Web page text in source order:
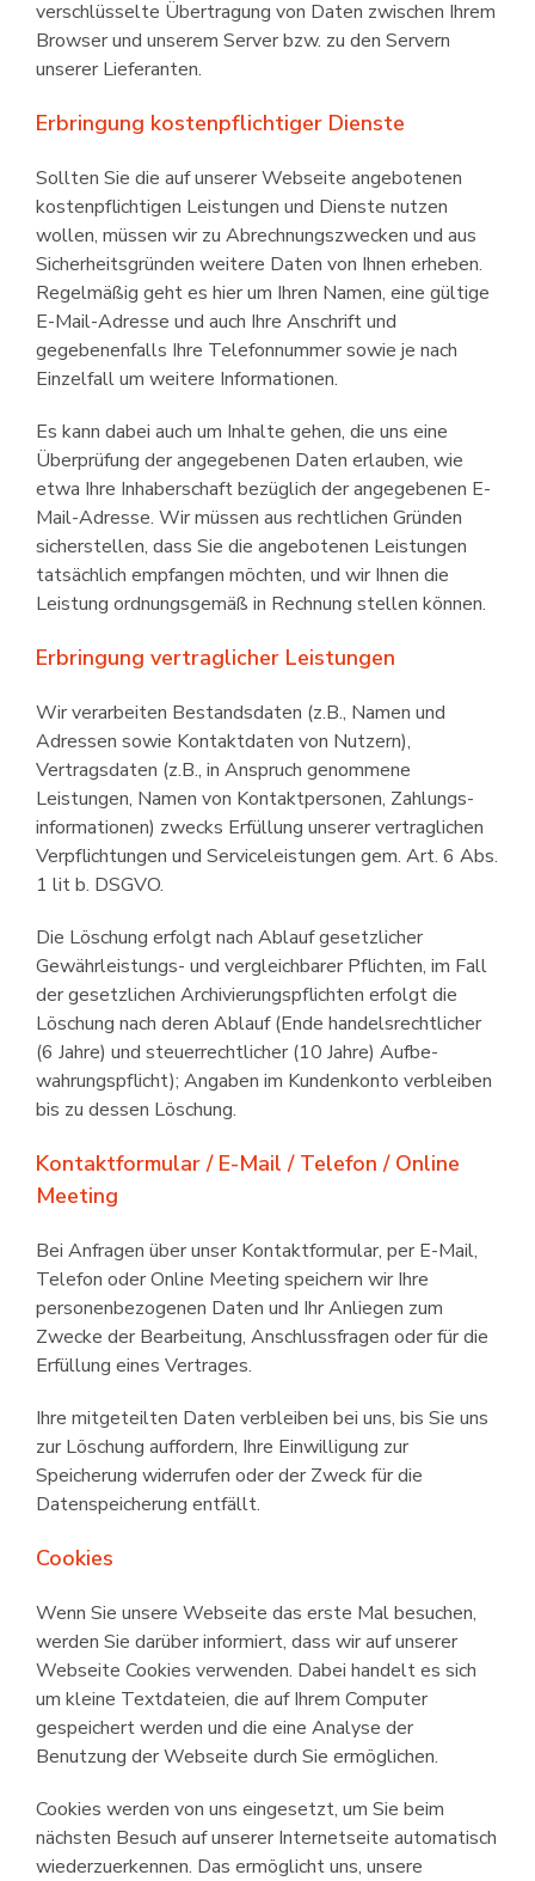
verschlüsselte Übertragung von Daten zwischen Ihrem
Browser und unserem Server bzw. zu den Servern
unserer Lieferanten.
Erbringung kostenpflichtiger Dienste
Sollten Sie die auf unserer Webseite angebotenen
kostenpflichtigen Leistungen und Dienste nutzen
wollen, müssen wir zu Abrechnungszwecken und aus
Sicherheits­gründen weitere Daten von Ihnen erheben.
Regelmäßig geht es hier um Ihren Namen, eine gültige
E-Mail-Adresse und auch Ihre Anschrift und
gegebenenfalls Ihre Telefonnummer sowie je nach
Einzelfall um weitere Informationen.
Es kann dabei auch um Inhalte gehen, die uns eine
Überprüfung der angeg­ebenen Daten erlauben, wie
etwa Ihre Inhaber­schaft bezüglich der angegebenen E-
Mail-Adresse. Wir müssen aus rechtlichen Gründen
sicherstellen, dass Sie die angebotenen Leistungen
tatsächlich empfangen möchten, und wir Ihnen die
Leistung ordnungsgemäß in Rechnung stellen können.
Erbringung vertraglicher Leistungen
Wir verarbeiten Bestandsdaten (z.B., Namen und
Adressen sowie Kontakt­daten von Nutzern),
Vertragsdaten (z.B., in Anspruch genommene
Leistungen, Namen von Kontaktpersonen, Zahlungs­
informationen) zwecks Erfüllung unserer vertraglichen
Verpflichtungen und Serviceleistungen gem. Art. 6 Abs.
1 lit b. DSGVO.
Die Löschung erfolgt nach Ablauf gesetzlicher
Gewährleistungs- und vergleichbarer Pflichten, im Fall
der gesetzlichen Archivierungspflichten erfolgt die
Löschung nach deren Ablauf (Ende handelsrechtlicher
(6 Jahre) und steuerrechtlicher (10 Jahre) Aufbe­
wahrungspflicht); Angaben im Kundenkonto verbleiben
bis zu dessen Löschung.
Kontaktformular / E-Mail / Telefon / Online
Meeting
Bei Anfragen über unser Kontakt­formular, per E-Mail,
Telefon oder Online Meeting speichern wir Ihre
personen­bezogenen Daten und Ihr Anliegen zum
Zwecke der Bearbeitung, Anschlussfragen oder für die
Erfüllung eines Vertrages.
Ihre mitgeteilten Daten verbleiben bei uns, bis Sie uns
zur Löschung auffordern, Ihre Einwilligung zur
Speicherung widerrufen oder der Zweck für die
Datenspeicherung entfällt.
Cookies
Wenn Sie unsere Webseite das erste Mal besuchen,
werden Sie darüber informiert, dass wir auf unserer
Webseite Cookies verwenden. Dabei handelt es sich
um kleine Textdateien, die auf Ihrem Computer
gespeichert werden und die eine Analyse der
Benutzung der Webseite durch Sie ermöglichen.
Cookies werden von uns eingesetzt, um Sie beim
nächsten Besuch auf unserer Internetseite automatisch
wieder­zuerkennen. Das ermöglicht uns, unsere